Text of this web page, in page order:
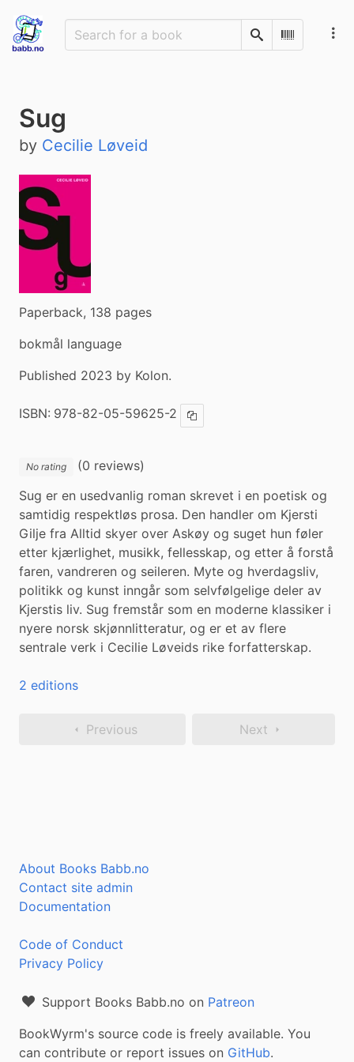
SearchScan
Sug
by Cecilie Løveid
Paperback, 138 pages
bokmål language
Published 2023 by Kolon.
ISBN: 978-82-05-59625-2 Copy ISBN
No rating
(0 reviews)
Sug er en usedvanlig roman skrevet i en poetisk og
samtidig respektløs prosa. Den handler om Kjersti
Gilje fra Alltid skyer over Askøy og suget hun føler
etter kjærlighet, musikk, fellesskap, og etter å forstå
faren, vandreren og seileren. Myte og hverdagsliv,
politikk og kunst inngår som selvfølgelige deler av
Kjerstis liv. Sug fremstår som en moderne klassiker i
nyere norsk skjønnlitteratur, og er et av flere
sentrale verk i Cecilie Løveids rike forfatterskap.
2 editions
Previous Next
About Books Babb.no
Contact site admin
Documentation
Code of Conduct
Privacy Policy
Support Books Babb.no on Patreon
BookWyrm's source code is freely available. You
can contribute or report issues on GitHub.